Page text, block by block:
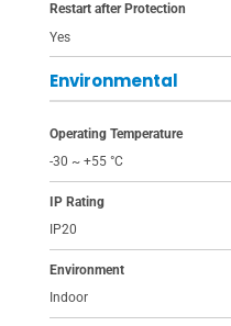
Restart after Protection
Yes
Environmental
Operating Temperature
-30 ~ +55 °C
IP Rating
IP20
Environment
Indoor